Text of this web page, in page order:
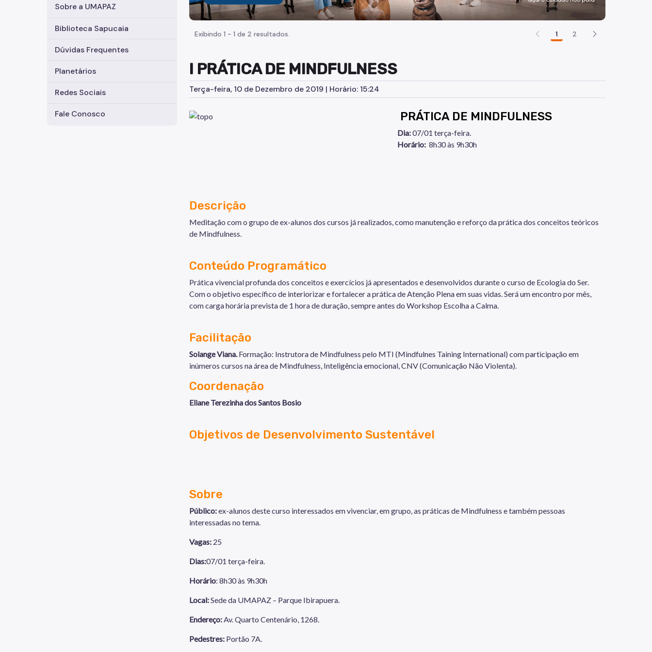
Sobre a UMAPAZ
Biblioteca Sapucaia
Dúvidas Frequentes
Planetários
Redes Sociais
Fale Conosco
Exibindo 1 - 1 de 2 resultados. 1 2
I PRÁTICA DE MINDFULNESS
Terça-feira, 10 de Dezembro de 2019 | Horário: 15:24
PRÁTICA DE MINDFULNESS
Dia:07/01 terça-feira.
Horário: 8h30 às 9h30h
Descrição
Meditação com o grupo de ex-alunos dos cursos já realizados, como manutenção e reforço da prática dos conceitos teóricos
de Mindfulness.
Conteúdo Programático
Prática vivencial profunda dos conceitos e exercícios já apresentados e desenvolvidos durante o curso de Ecologia do Ser.
Com o objetivo específico de interiorizar e fortalecer a prática de Atenção Plena em suas vidas. Será um encontro por mês,
com carga horária prevista de 1 hora de duração, sempre antes do Workshop Escolha a Calma.
Facilitação
Solange Viana. Formação: Instrutora de Mindfulness pelo MTI (Mindfulnes Taining International) com participação em
inúmeros cursos na área de Mindfulness, Inteligência emocional, CNV (Comunicação Não Violenta).
Coordenação
Eliane Terezinha dos Santos Bosio
Objetivos de Desenvolvimento Sustentável
Sobre
Público:ex-alunos deste curso interessados em vivenciar, em grupo, as práticas de Mindfulness e também pessoas
interessadas no tema.
Vagas: 25
Dias:07/01 terça-feira.
Horário: 8h30 às 9h30h
Local:Sede da UMAPAZ – Parque Ibirapuera.
Endereço: Av. Quarto Centenário, 1268.
Pedestres: Portão 7A.